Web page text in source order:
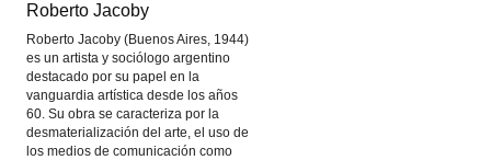
Roberto Jacoby
Roberto Jacoby (Buenos Aires, 1944)
es un artista y sociólogo argentino
destacado por su papel en la
vanguardia artística desde los años
60. Su obra se caracteriza por la
desmaterialización del arte, el uso de
los medios de comunicación como
Roberto Jacoby